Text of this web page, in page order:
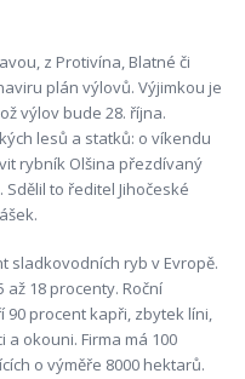
z Protivína, Blatné či
plán výlovů. Výjimkou je
výlov bude 28. října.
lesů a statků: o víkendu
rybník Olšina přezdívaný
to ředitel Jihočeské
sladkovodních ryb v Evropě.
18 procenty. Roční
90 procent kapři, zbytek líni,
a okouni. Firma má 100
o výměře 8000 hektarů.